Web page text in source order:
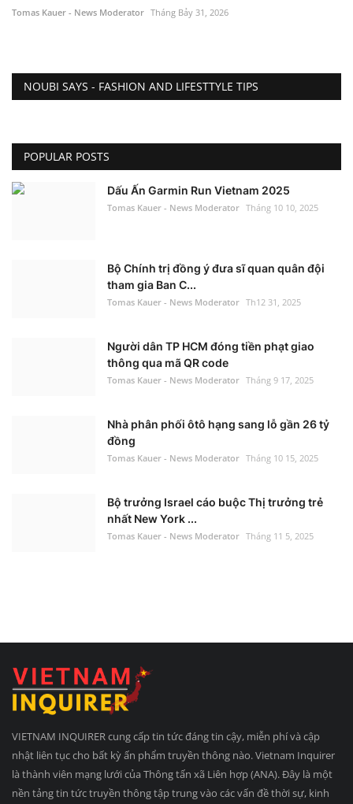
Tomas Kauer - News Moderator Tháng Bảy 31, 2026
NOUBI SAYS - FASHION AND LIFESTTYLE TIPS
POPULAR POSTS
Dấu Ấn Garmin Run Vietnam 2025
Tomas Kauer - News Moderator Tháng 10 10, 2025
Bộ Chính trị đồng ý đưa sĩ quan quân đội
tham gia Ban C...
Tomas Kauer - News Moderator Th12 31, 2025
Người dân TP HCM đóng tiền phạt giao
thông qua mã QR code
Tomas Kauer - News Moderator Tháng 9 17, 2025
Nhà phân phối ôtô hạng sang lỗ gần 26 tỷ
đồng
Tomas Kauer - News Moderator Tháng 10 15, 2025
Bộ trưởng Israel cáo buộc Thị trưởng trẻ
nhất New York ...
Tomas Kauer - News Moderator Tháng 11 5, 2025
VIETNAM INQUIRER cung cấp tin tức đáng tin cậy, miễn phí và cập
nhật liên tục cho bất kỳ ấn phẩm truyền thông nào. Vietnam Inquirer
là thành viên mạng lưới của Thông tấn xã Liên hợp (ANA). Đây là một
nền tảng tin tức truyền thông tập trung vào các vấn đề thời sự, kinh